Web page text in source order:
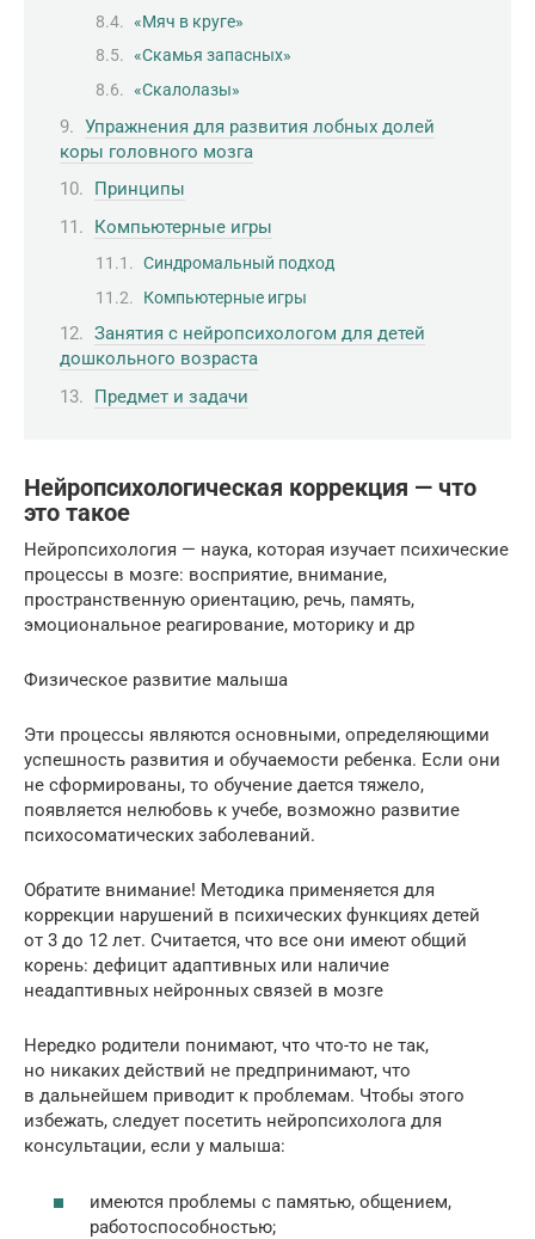
«Мяч в круге»
«Скамья запасных»
«Скалолазы»
Упражнения для развития лобных долей
коры головного мозга
Принципы
Компьютерные игры
Синдромальный подход
Компьютерные игры
Занятия с нейропсихологом для детей
дошкольного возраста
Предмет и задачи
Нейропсихологическая коррекция — что
это такое
Нейропсихология — наука, которая изучает психические
процессы в мозге: восприятие, внимание,
пространственную ориентацию, речь, память,
эмоциональное реагирование, моторику и др
Физическое развитие малыша
Эти процессы являются основными, определяющими
успешность развития и обучаемости ребенка. Если они
не сформированы, то обучение дается тяжело,
появляется нелюбовь к учебе, возможно развитие
психосоматических заболеваний.
Обратите внимание! Методика применяется для
коррекции нарушений в психических функциях детей
от 3 до 12 лет. Считается, что все они имеют общий
корень: дефицит адаптивных или наличие
неадаптивных нейронных связей в мозге
Нередко родители понимают, что что-то не так,
но никаких действий не предпринимают, что
в дальнейшем приводит к проблемам. Чтобы этого
избежать, следует посетить нейропсихолога для
консультации, если у малыша:
имеются проблемы с памятью, общением,
работоспособностью;